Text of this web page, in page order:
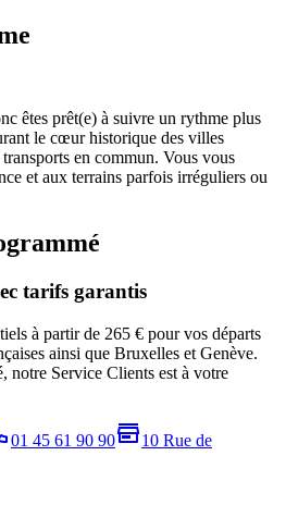
êtes prêt(e) à suivre un rythme plus
le cœur historique des villes
en commun. Vous vous
et aux terrains parfois irréguliers ou
tarifs garantis
à partir de 265 € pour vos départs
ainsi que Bruxelles et Genève.
notre Service Clients est à votre
01 45 61 90 90
10 Rue de